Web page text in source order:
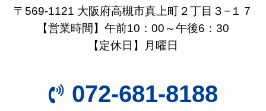
〒569-1121 大阪府高槻市真上町２丁目３−１７
【営業時間】午前10：00～午後6：30
【定休日】月曜日
072-681-8188